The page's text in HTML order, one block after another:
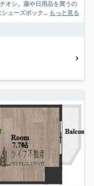
オシ。薬や日用品を買うの
ューズボック... もっと見る